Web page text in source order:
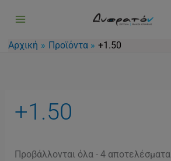
περιεχόμενο
Αρχική Προϊόντα +1.50
+1.50
Προβάλλονται όλα - 4 αποτελέσματα